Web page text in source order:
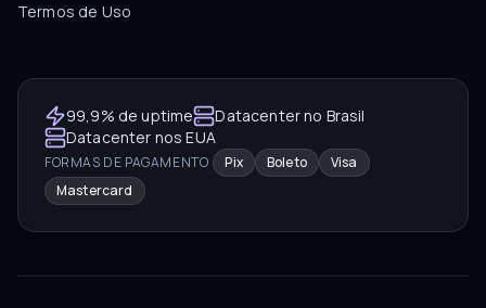
Termos de Uso
99,9% de uptime
Datacenter no Brasil
Datacenter nos EUA
FORMAS DE PAGAMENTO Pix Boleto
Visa
Mastercard